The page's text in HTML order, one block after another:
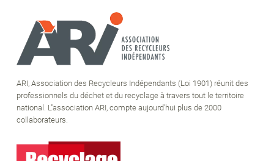
ARI, Association des Recycleurs Indépendants (Loi 1901) réunit des
professionnels du déchet et du recyclage à travers tout le territoire
national. L''association ARI, compte aujourd'hui plus de 2000
collaborateurs.